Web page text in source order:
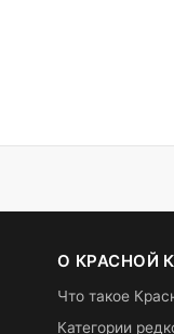
О КРАСНОЙ
Что такое
Категории